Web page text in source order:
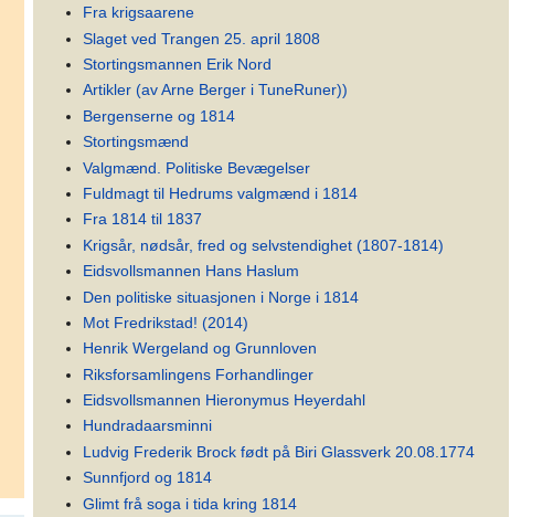
Fra krigsaarene
Slaget ved Trangen 25. april 1808
Stortingsmannen Erik Nord
Artikler (av Arne Berger i TuneRuner))
Bergenserne og 1814
Stortingsmænd
Valgmænd. Politiske Bevægelser
Fuldmagt til Hedrums valgmænd i 1814
Fra 1814 til 1837
Krigsår, nødsår, fred og selvstendighet (1807-1814)
Eidsvollsmannen Hans Haslum
Den politiske situasjonen i Norge i 1814
Mot Fredrikstad! (2014)
Henrik Wergeland og Grunnloven
Riksforsamlingens Forhandlinger
Eidsvollsmannen Hieronymus Heyerdahl
Hundradaarsminni
Ludvig Frederik Brock født på Biri Glassverk 20.08.1774
Sunnfjord og 1814
Glimt frå soga i tida kring 1814